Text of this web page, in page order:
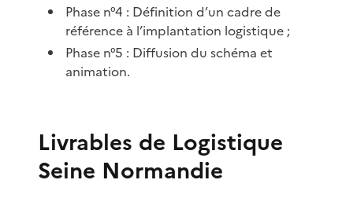
Phase n°4 : Définition d’un cadre de
référence à l’implantation logistique ;
Phase n°5 : Diffusion du schéma et
animation.
Livrables de Logistique
Seine Normandie